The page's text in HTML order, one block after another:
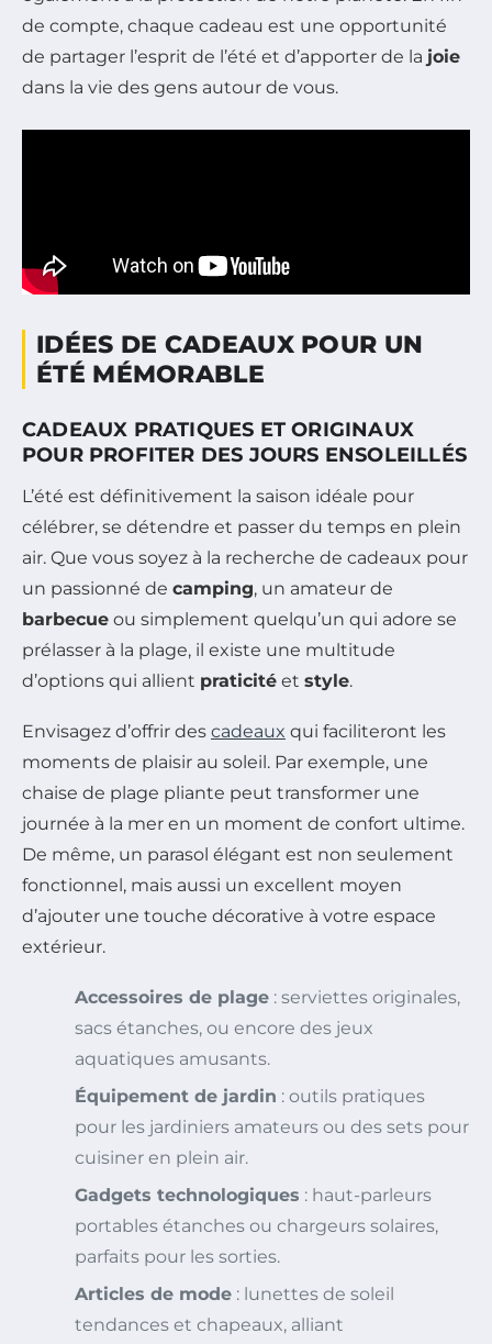
de compte, chaque cadeau est une opportunité
de partager l’esprit de l’été et d’apporter de la joie
dans la vie des gens autour de vous.
IDÉES DE CADEAUX POUR UN
ÉTÉ MÉMORABLE
CADEAUX PRATIQUES ET ORIGINAUX
POUR PROFITER DES JOURS ENSOLEILLÉS
L’été est définitivement la saison idéale pour
célébrer, se détendre et passer du temps en plein
air. Que vous soyez à la recherche de cadeaux pour
un passionné de camping, un amateur de
barbecue ou simplement quelqu’un qui adore se
prélasser à la plage, il existe une multitude
d’options qui allient praticité et style.
Envisagez d’offrir des cadeaux qui faciliteront les
moments de plaisir au soleil. Par exemple, une
chaise de plage pliante peut transformer une
journée à la mer en un moment de confort ultime.
De même, un parasol élégant est non seulement
fonctionnel, mais aussi un excellent moyen
d’ajouter une touche décorative à votre espace
extérieur.
Accessoires de plage : serviettes originales,
sacs étanches, ou encore des jeux
aquatiques amusants.
Équipement de jardin : outils pratiques
pour les jardiniers amateurs ou des sets pour
cuisiner en plein air.
Gadgets technologiques : haut-parleurs
portables étanches ou chargeurs solaires,
parfaits pour les sorties.
Articles de mode : lunettes de soleil
tendances et chapeaux, alliant